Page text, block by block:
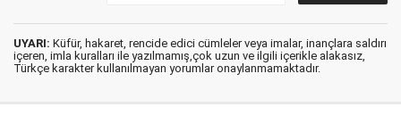
UYARI: Küfür, hakaret, rencide edici cümleler veya imalar, inançlara saldırı
içeren, imla kuralları ile yazılmamış,çok uzun ve ilgili içerikle alakasız,
Türkçe karakter kullanılmayan yorumlar onaylanmamaktadır.